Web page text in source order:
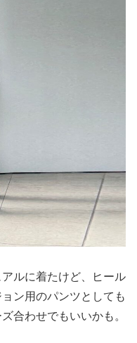
ルに着たけど、ヒール
ン用のパンツとしても
合わせでもいいかも。